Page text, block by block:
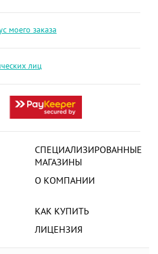
СПЕЦИАЛИЗИРОВАННЫЕ
МАГАЗИНЫ
О КОМПАНИИ
КАК КУПИТЬ
ЛИЦЕНЗИЯ
моего заказа
лиц